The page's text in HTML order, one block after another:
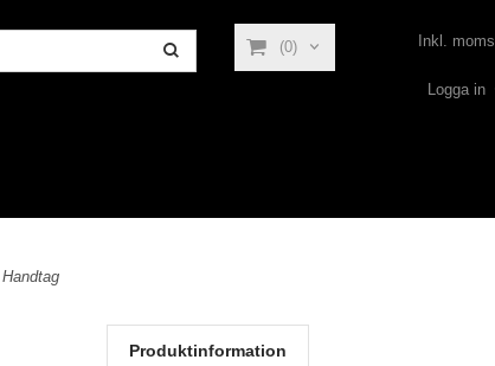
(0) Inkl. moms
Logga in
Produktinformation